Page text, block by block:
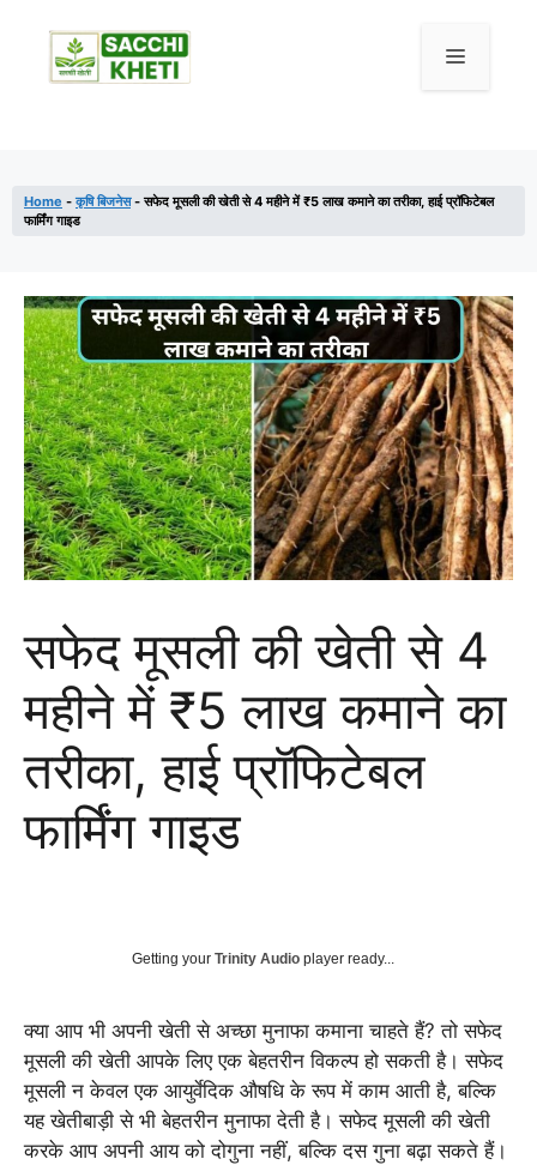
content
Menu
Home - कृषि बिजनेस-सफेद मूसली की खेती से 4 महीने में ₹5 लाख कमाने का तरीका, हाई प्रॉफिटेबल
फार्मिंग गाइड
सफेद मूसली की खेती से 4
महीने में ₹5 लाख कमाने का
तरीका, हाई प्रॉफिटेबल
फार्मिंग गाइड
Getting your Trinity Audio player ready...
क्या आप भी अपनी खेती से अच्छा मुनाफा कमाना चाहते हैं? तो सफेद
मूसली की खेती आपके लिए एक बेहतरीन विकल्प हो सकती है। सफेद
मूसली न केवल एक आयुर्वेदिक औषधि के रूप में काम आती है, बल्कि
यह खेतीबाड़ी से भी बेहतरीन मुनाफा देती है। सफेद मूसली की खेती
करके आप अपनी आय को दोगुना नहीं, बल्कि दस गुना बढ़ा सकते हैं।